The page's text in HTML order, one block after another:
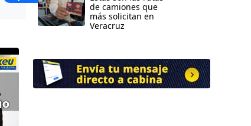
de camiones que
más solicitan en
Veracruz